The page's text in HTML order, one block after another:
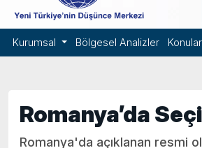
Kurumsal Bölgesel Analizler Konular
Romanya’da
Romanya'da açıklanan resmi